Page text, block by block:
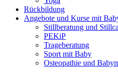
Rückbildung
Angebote und Kurse mit
Stillberatung und
PEKiP
Trageberatung
Sport mit Baby
Osteopathie und